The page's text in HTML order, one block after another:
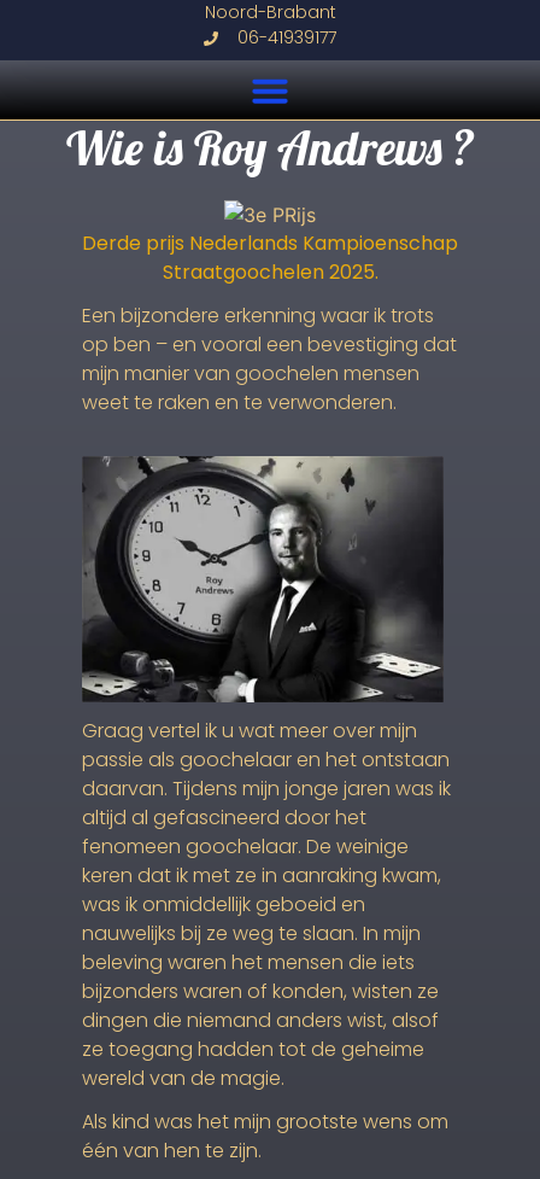
Noord-Brabant
06-41939177
Wie is Roy Andrews ?
Derde prijs Nederlands Kampioenschap
Straatgoochelen 2025.
Een bijzondere erkenning waar ik trots
op ben – en vooral een bevestiging dat
mijn manier van goochelen mensen
weet te raken en te verwonderen.
Graag vertel ik u wat meer over mijn
passie als goochelaar en het ontstaan
daarvan. Tijdens mijn jonge jaren was ik
altijd al gefascineerd door het
fenomeen goochelaar. De weinige
keren dat ik met ze in aanraking kwam,
was ik onmiddellijk geboeid en
nauwelijks bij ze weg te slaan. In mijn
beleving waren het mensen die iets
bijzonders waren of konden, wisten ze
dingen die niemand anders wist, alsof
ze toegang hadden tot de geheime
wereld van de magie.
Als kind was het mijn grootste wens om
één van hen te zijn.